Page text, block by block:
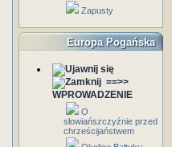
Zapusty
Europa Pogańska
==>>
WPROWADZENIE
O
słowiańszczyźnie przed
chrześcijaństwem